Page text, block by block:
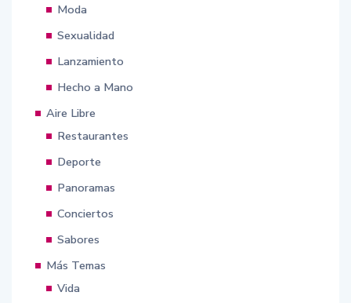
Moda
Sexualidad
Lanzamiento
Hecho a Mano
Aire Libre
Restaurantes
Deporte
Panoramas
Conciertos
Sabores
Más Temas
Vida